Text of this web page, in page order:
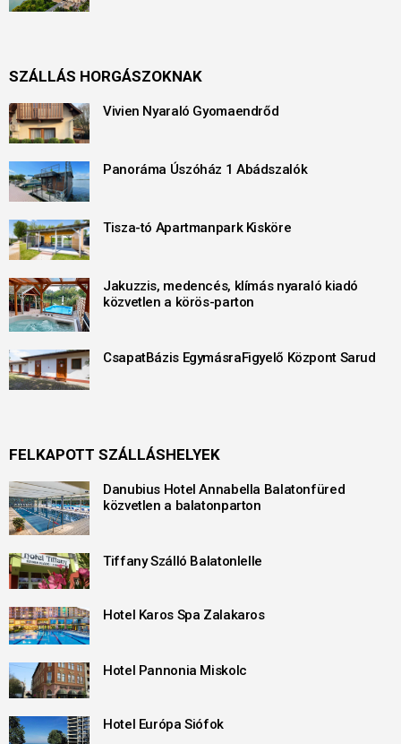
SZÁLLÁS HORGÁSZOKNAK
Vivien Nyaraló Gyomaendrőd
Panoráma Úszóház 1 Abádszalók
Tisza-tó Apartmanpark Kisköre
Jakuzzis, medencés, klímás nyaraló kiadó
közvetlen a körös-parton
CsapatBázis EgymásraFigyelő Központ Sarud
FELKAPOTT SZÁLLÁSHELYEK
Danubius Hotel Annabella Balatonfüred
közvetlen a balatonparton
Tiffany Szálló Balatonlelle
Hotel Karos Spa Zalakaros
Hotel Pannonia Miskolc
Hotel Európa Siófok